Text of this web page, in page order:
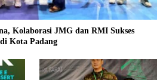
Kolaborasi JMG dan RMI Sukses
Kota Padang